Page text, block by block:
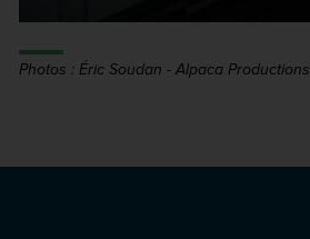
Photos : Éric Soudan - Alpaca Productions